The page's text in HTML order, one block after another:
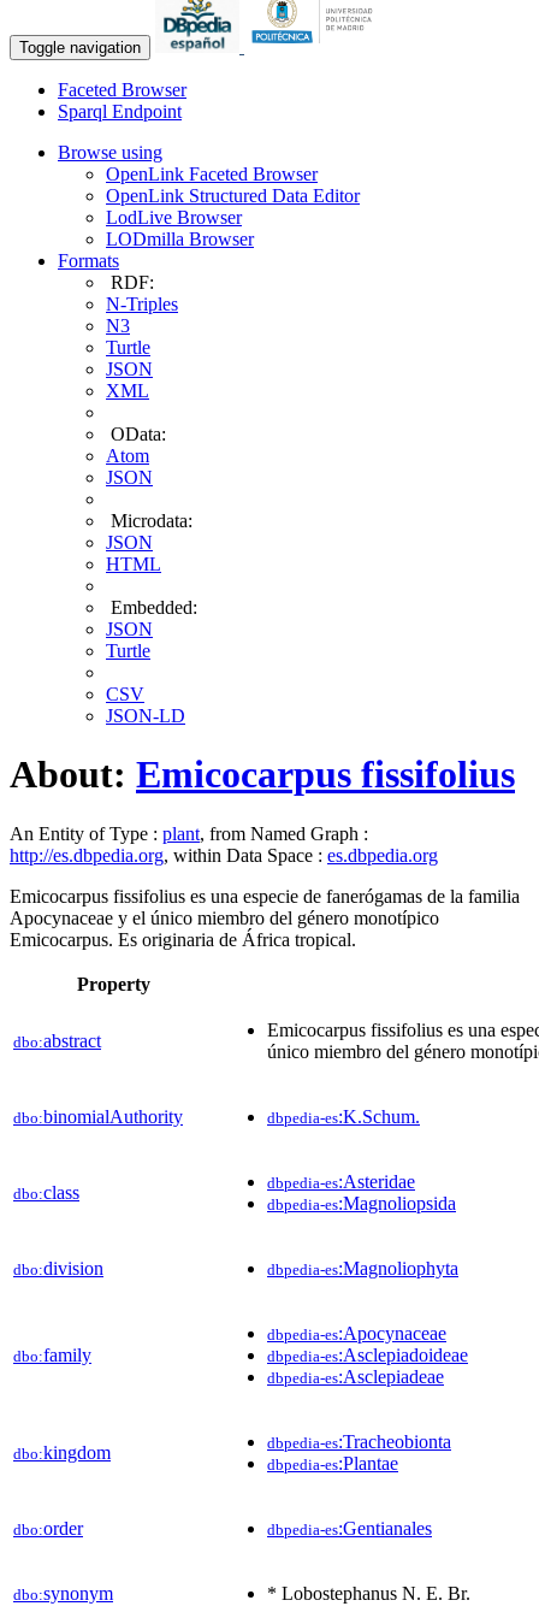
Toggle navigation
Faceted Browser
Sparql Endpoint
Browse using
OpenLink Faceted Browser
OpenLink Structured Data Editor
LodLive Browser
LODmilla Browser
Formats
RDF:
N-Triples
N3
Turtle
JSON
XML
OData:
Atom
JSON
Microdata:
JSON
HTML
Embedded:
JSON
Turtle
CSV
JSON-LD
About: Emicocarpus fissifolius
An Entity of Type : plant, from Named Graph :
http://es.dbpedia.org, within Data Space : es.dbpedia.org
Emicocarpus fissifolius es una especie de fanerógamas de la familia
Apocynaceae y el único miembro del género monotípico
Emicocarpus.​ Es originaria de África tropical.
Property
dbo:abstract
Emicocarpus fissifolius es una
único miembro del género
dbo:binomialAuthority dbpedia-es:K.Schum.
dbo:class dbpedia-es:Asteridae
dbpedia-es:Magnoliopsida
dbo:division dbpedia-es:Magnoliophyta
dbo:family
dbpedia-es:Apocynaceae
dbpedia-es:Asclepiadoideae
dbpedia-es:Asclepiadeae
dbo:kingdom dbpedia-es:Tracheobionta
dbpedia-es:Plantae
dbo:order dbpedia-es:Gentianales
dbo:synonym * Lobostephanus N. E. Br.